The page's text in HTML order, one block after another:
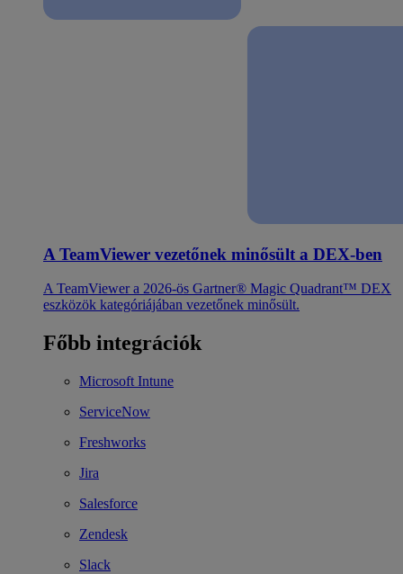
A TeamViewer vezetőnek minősült a DEX-ben
A TeamViewer a 2026-ös Gartner® Magic Quadrant™ DEX
eszközök kategóriájában vezetőnek minősült.
Főbb integrációk
Microsoft Intune
ServiceNow
Freshworks
Jira
Salesforce
Zendesk
Slack